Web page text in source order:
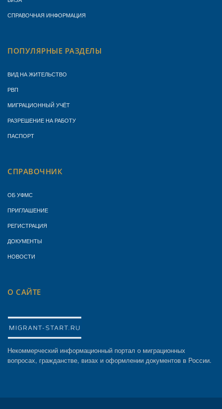
СПРАВОЧНАЯ ИНФОРМАЦИЯ
ПОПУЛЯРНЫЕ РАЗДЕЛЫ
ВИД НА ЖИТЕЛЬСТВО
РВП
МИГРАЦИОННЫЙ УЧЁТ
РАЗРЕШЕНИЕ НА РАБОТУ
ПАСПОРТ
СПРАВОЧНИК
ОБ УФМС
ПРИГЛАШЕНИЕ
РЕГИСТРАЦИЯ
ДОКУМЕНТЫ
НОВОСТИ
О САЙТЕ
Некоммерческий информационный портал о миграционных
вопросах, гражданстве, визах и оформлении документов в России.